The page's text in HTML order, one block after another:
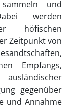
und
werden
höfischen
Zeitpunkt von
Empfangs,
gegenüber
und Annahme